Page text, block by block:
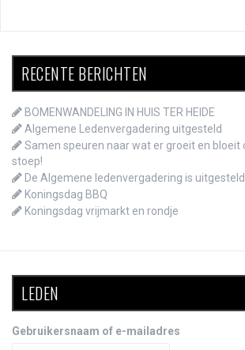
RECENTE BERICHTEN
BOMENWANDELING IN HUIS TER HEIDE
Algemene Ledenvergadering uitgesteld
Samen speuren naar wat er groeit en bloeit
stoep!
De Algemene ledenvergadering is uitgesteld
Koningsdag BBQ
Koningsdag vrijmarkt en rondje
LEDEN
Gebruikersnaam of e-mailadres